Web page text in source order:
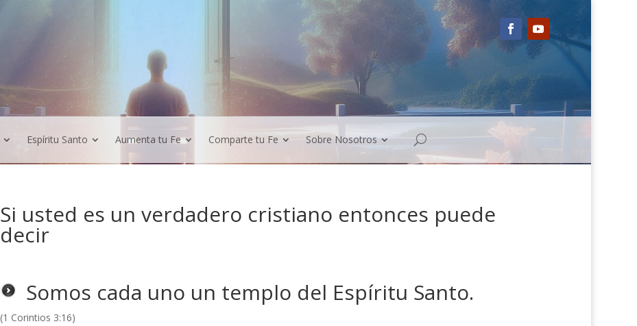
Espíritu Santo Aumenta tu Fe Comparte tu Fe Sobre Nosotros
Si usted es un verdadero cristiano entonces puede
decir
Somos cada uno un templo del Espíritu Santo.
(1 Corintios 3:16)